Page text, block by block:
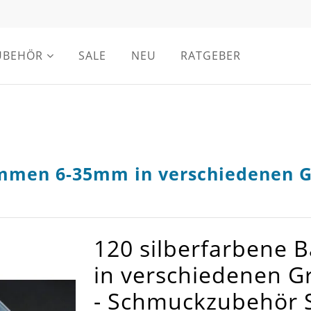
SALE NEU RATGEBER
6-35mm in verschiedenen
120 silberfarbene
in verschiedenen
- Schmuckzubehör